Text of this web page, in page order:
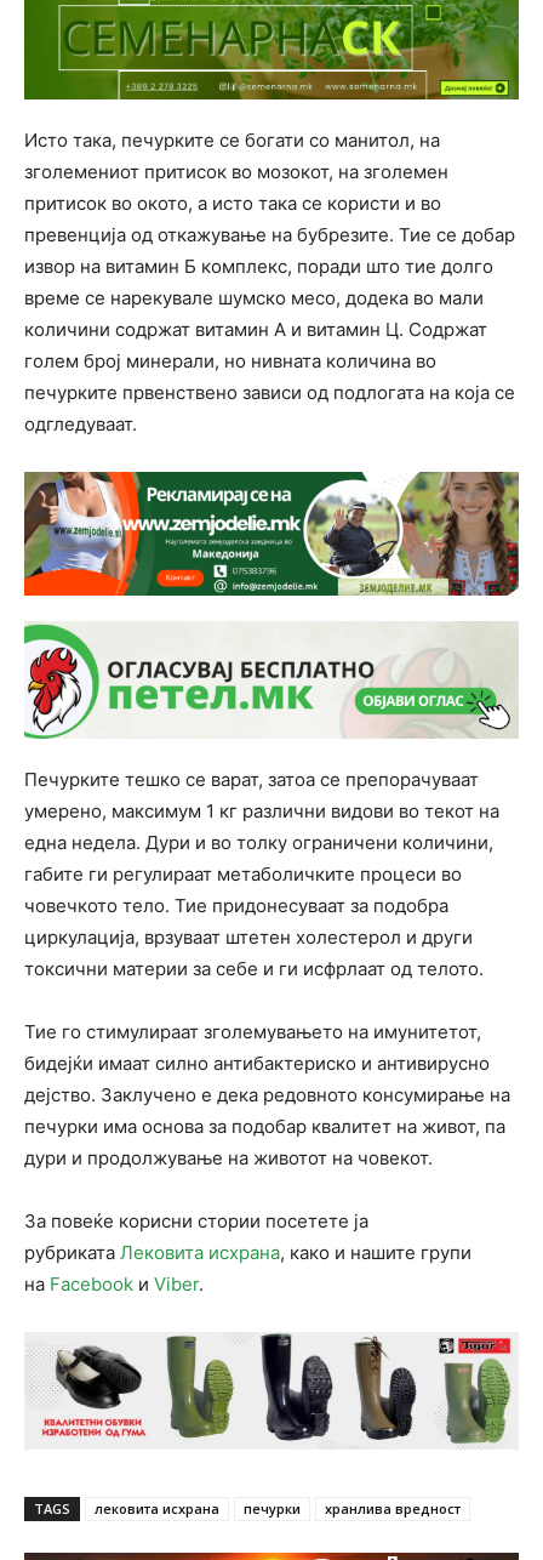
Исто така, печурките се богати со манитол, на
зголемениот притисок во мозокот, на зголемен
притисок во окото, а исто така се користи и во
превенција од откажување на бубрезите. Тие се добар
извор на витамин Б комплекс, поради што тие долго
време се нарекувале шумско месо, додека во мали
количини содржат витамин А и витамин Ц. Содржат
голем број минерали, но нивната количина во
печурките првенствено зависи од подлогата на која се
одгледуваат.
Печурките тешко се варат, затоа се препорачуваат
умерено, максимум 1 кг различни видови во текот на
една недела. Дури и во толку ограничени количини,
габите ги регулираат метаболичките процеси во
човечкото тело. Тие придонесуваат за подобра
циркулација, врзуваат штетен холестерол и други
токсични материи за себе и ги исфрлаат од телото.
Тие го стимулираат зголемувањето на имунитетот,
бидејќи имаат силно антибактериско и антивирусно
дејство. Заклучено е дека редовното консумирање на
печурки има основа за подобар квалитет на живот, па
дури и продолжување на животот на човекот.
За повеќе корисни стории посетете ја
рубриката Лековита исхрана, како и нашите групи
на Facebook и Viber.
TAGS лековита исхрана печурки хранлива вредност